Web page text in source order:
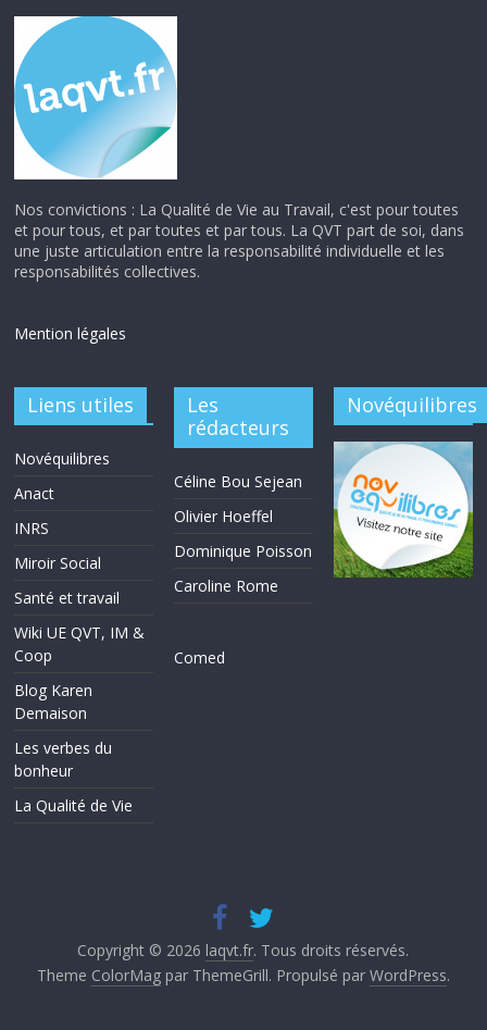
Nos convictions : La Qualité de Vie au Travail, c'est pour toutes
et pour tous, et par toutes et par tous. La QVT part de soi, dans
une juste articulation entre la responsabilité individuelle et les
responsabilités collectives.
Mention légales
Liens utiles
Novéquilibres
Anact
INRS
Miroir Social
Santé et travail
Wiki UE QVT, IM &
Coop
Blog Karen
Demaison
Les verbes du
bonheur
La Qualité de Vie
Les
rédacteurs
Céline Bou Sejean
Olivier Hoeffel
Dominique Poisson
Caroline Rome
Comed
Novéquilibres
Copyright © 2026 laqvt.fr. Tous droits réservés.
Theme ColorMagpar ThemeGrill. Propulsé par WordPress.